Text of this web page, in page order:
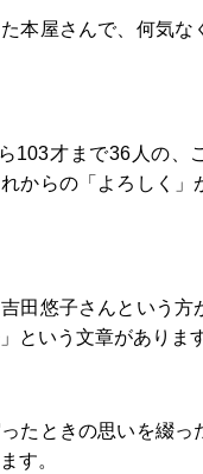
本屋さんで、何気な
103才まで36人の、
からの「よろしく」
田悠子さんという方
という文章があります
たときの思いを綴っ
す。